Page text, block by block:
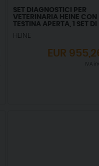
SET DIAGNOSTICI PER
VETERINARIA HEINE CON
TESTINA APERTA, 1 SET DI
SPECULUM CHIUSI -
LUNGHI - 2.5V
HEINE
EUR
IVA